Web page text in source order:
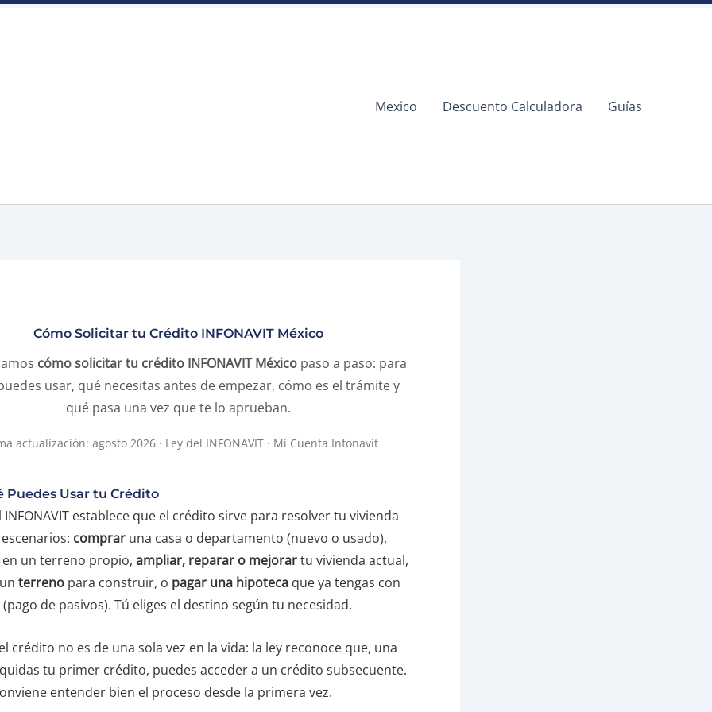
Mexico Descuento Calculadora Guías
Cómo Solicitar tu Crédito INFONAVIT México
cómo solicitar tu crédito INFONAVIT México paso a paso: para
usar, qué necesitas antes de empezar, cómo es el trámite y
qué pasa una vez que te lo aprueban.
actualización: agosto 2026 · Ley del INFONAVIT · Mi Cuenta Infonavit
Puedes Usar tu Crédito
INFONAVIT establece que el crédito sirve para resolver tu vivienda
comprar una casa o departamento (nuevo o usado),
en un terreno propio, ampliar, reparar o mejorartu vivienda actual,
terreno para construir, o pagar una hipoteca que ya tengas con
de pasivos). Tú eliges el destino según tu necesidad.
crédito no es de una sola vez en la vida: la ley reconoce que, una
tu primer crédito, puedes acceder a un crédito subsecuente.
entender bien el proceso desde la primera vez.